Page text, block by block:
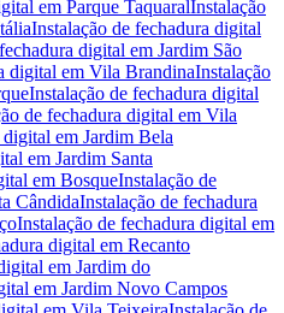
em Parque TaquaralInstalação
Instalação de fechadura digital
digital em Jardim São
digital em Vila BrandinaInstalação
Instalação de fechadura digital
de fechadura digital em Vila
digital em Jardim Bela
em Jardim Santa
em BosqueInstalação de
CândidaInstalação de fechadura
Instalação de fechadura digital em
digital em Recanto
em Jardim do
em Jardim Novo Campos